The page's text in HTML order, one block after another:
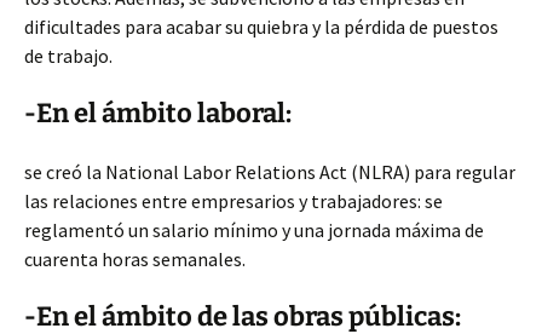
dificultades para acabar su quiebra y la pérdida de puestos
de trabajo.
-En el ámbito laboral:
se creó la National Labor Relations Act (NLRA) para regular
las relaciones entre empresarios y trabajadores: se
reglamentó un salario mínimo y una jornada máxima de
cuarenta horas semanales.
-En el ámbito de las obras públicas: